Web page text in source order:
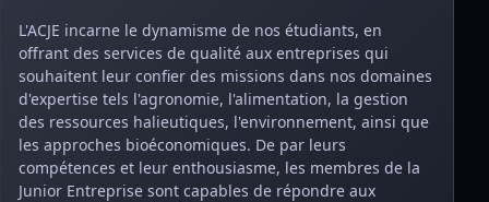
L'ACJE incarne le dynamisme de nos étudiants, en
offrant des services de qualité aux entreprises qui
souhaitent leur confier des missions dans nos domaines
d'expertise tels l'agronomie, l'alimentation, la gestion
des ressources halieutiques, l'environnement, ainsi que
les approches bioéconomiques. De par leurs
compétences et leur enthousiasme, les membres de la
Junior Entreprise sont capables de répondre aux